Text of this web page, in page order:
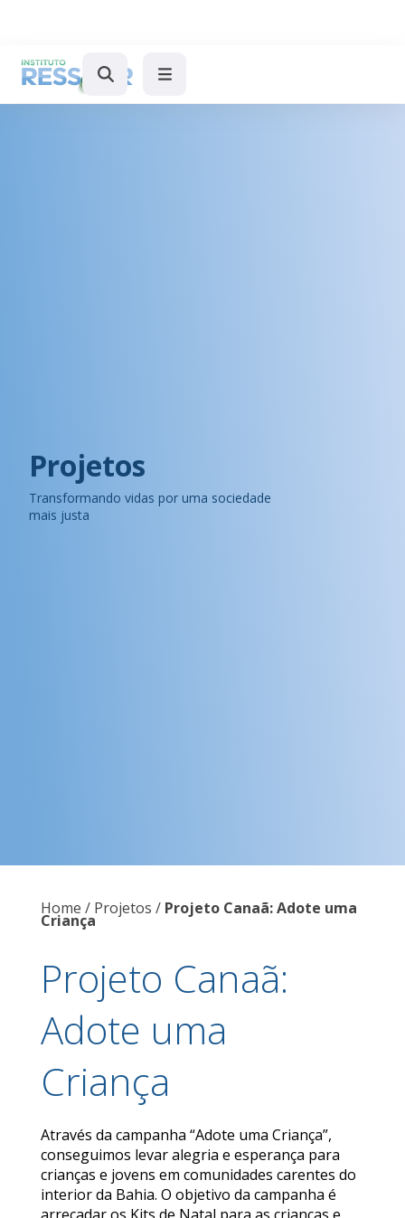
Projetos
Transformando vidas por uma sociedade
mais justa
Home / Projetos / Projeto Canaã: Adote uma
Criança
Projeto Canaã:
Adote uma
Criança
Através da campanha “Adote uma Criança”,
conseguimos levar alegria e esperança para
crianças e jovens em comunidades carentes do
interior da Bahia. O objetivo da campanha é
arrecadar os Kits de Natal para as crianças e